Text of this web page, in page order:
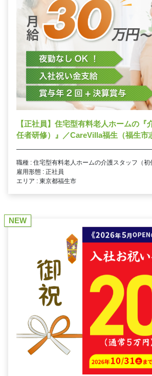
【正社員】住宅型有料老人ホームの『
任者研修）』／CareVilla福生（福生市
職種 : 住宅型有料老人ホームの介護スタッフ（初
雇用形態 : 正社員
エリア : 東京都福生市
NEW